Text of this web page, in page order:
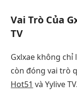
Vai Trò Của
TV
Gxlxae không
còn đóng vai trò
Hot51 và Yylive